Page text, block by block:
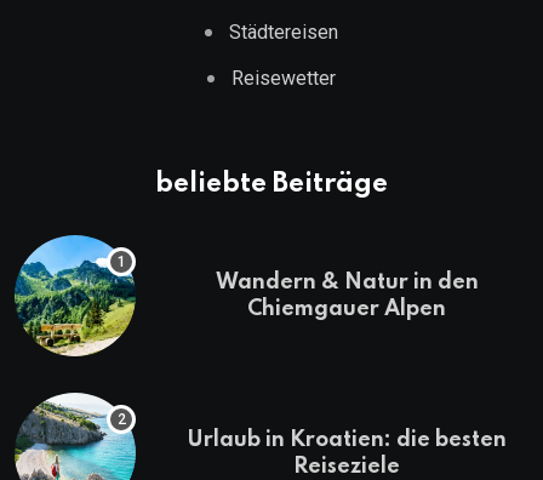
Städtereisen
Reisewetter
beliebte Beiträge
Wandern & Natur in den
Chiemgauer Alpen
Urlaub in Kroatien: die besten
Reiseziele